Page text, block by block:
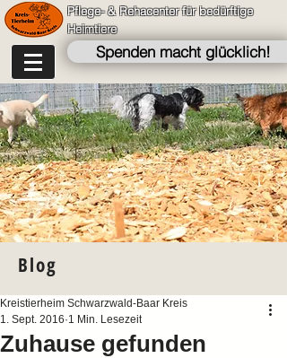
Pflege- & Rehacenter für bedürftige
Heimtiere
Spenden macht glücklich!
Blog
Zuhause gefunden
Kreistierheim Schwarzwald-Baar Kreis
1. Sept. 2016 1 Min. Lesezeit